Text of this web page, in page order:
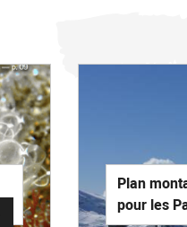
Plan
pour les